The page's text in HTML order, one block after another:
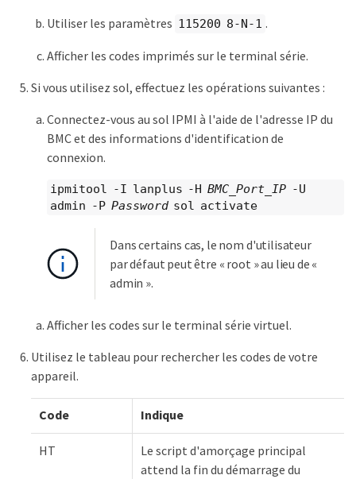
Utiliser les paramètres 115200 8-N-1 .
Afficher les codes imprimés sur le terminal série.
Si vous utilisez sol, effectuez les opérations suivantes :
Connectez-vous au sol IPMI à l'aide de l'adresse IP du
BMC et des informations d'identification de
connexion.
ipmitool -I lanplus -H BMC_Port_IP -U
admin -P Passwordsol activate
Dans certains cas, le nom d'utilisateur
par défaut peut être « root » au lieu de «
admin ».
Afficher les codes sur le terminal série virtuel.
Utilisez le tableau pour rechercher les codes de votre
appareil.
Code Indique
HT
Le script d'amorçage principal
attend la fin du démarrage du